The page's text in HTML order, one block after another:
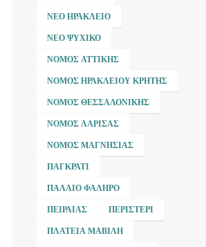
ΝΈΟ ΗΡΆΚΛΕΙΟ
ΝΈΟ ΨΥΧΙΚΌ
ΝΟΜΌΣ ΑΤΤΙΚΉΣ
ΝΟΜΌΣ ΗΡΑΚΛΕΊΟΥ ΚΡΉΤΗΣ
ΝΟΜΌΣ ΘΕΣΣΑΛΟΝΊΚΗΣ
ΝΟΜΌΣ ΛΆΡΙΣΑΣ
ΝΟΜΌΣ ΜΑΓΝΗΣΊΑΣ
ΠΑΓΚΡΆΤΙ
ΠΑΛΑΙΌ ΦΆΛΗΡΟ
ΠΕΙΡΑΙΆΣ ΠΕΡΙΣΤΈΡΙ
ΠΛΑΤΕΊΑ ΜΑΒΊΛΗ